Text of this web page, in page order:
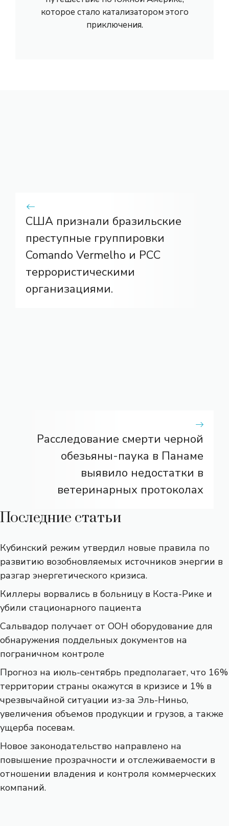
которое стало катализатором этого
приключения.
США признали бразильские
преступные группировки
Comando Vermelho и PCC
террористическими
организациями.
Расследование смерти черной
обезьяны-паука в Панаме
выявило недостатки в
ветеринарных протоколах
Последние статьи
Кубинский режим утвердил новые правила по
развитию возобновляемых источников энергии в
разгар энергетического кризиса.
Киллеры ворвались в больницу в Коста-Рике и
убили стационарного пациента
Сальвадор получает от ООН оборудование для
обнаружения поддельных документов на
пограничном контроле
Прогноз на июль-сентябрь предполагает, что 16%
территории страны окажутся в кризисе и 1% в
чрезвычайной ситуации из-за Эль-Ниньо,
увеличения объемов продукции и грузов, а также
ущерба посевам.
Новое законодательство направлено на
повышение прозрачности и отслеживаемости в
отношении владения и контроля коммерческих
компаний.